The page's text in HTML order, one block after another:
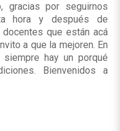
gracias por seguirnos
hora y después de
que están acá
a que la mejoren. En
siempre hay un porqué
Bienvenidos a